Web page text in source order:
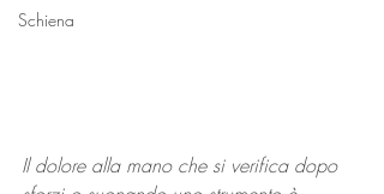
Schiena
Il dolore alla mano che si verifica dopo